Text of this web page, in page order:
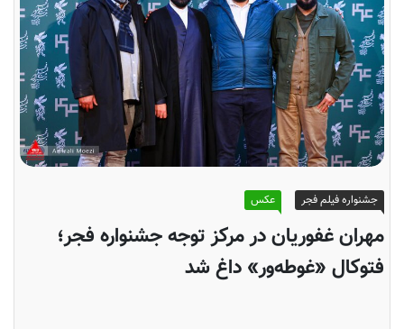
جشنواره فیلم فجر عکس
مهران غفوریان در مرکز توجه جشنواره فجر؛
فتوکال «غوطه‌ور» داغ شد